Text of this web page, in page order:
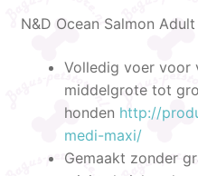
N&D Ocean Salmon
Volledig voer voor
middelgrote tot
honden http://
medi-maxi/
Gemaakt zonder